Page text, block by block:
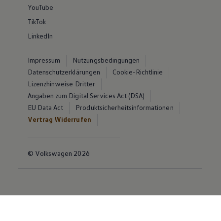
YouTube
TikTok
LinkedIn
Impressum
Nutzungsbedingungen
Datenschutzerklärungen
Cookie-Richtlinie
Lizenzhinweise Dritter
Angaben zum Digital Services Act (DSA)
EU Data Act
Produktsicherheitsinformationen
Vertrag Widerrufen
© Volkswagen 2026